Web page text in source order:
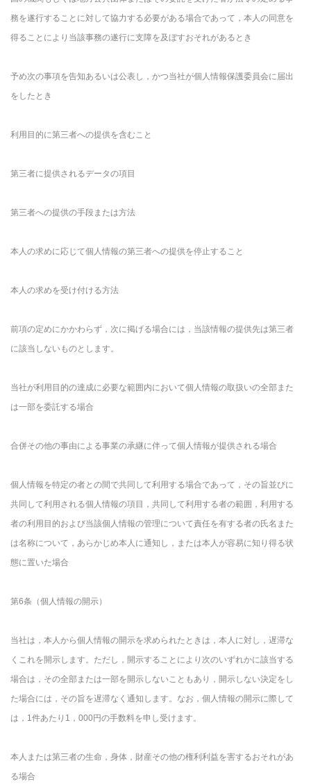
務を遂行することに対して協力する必要がある場合であって，本人の同意を
得ることにより当該事務の遂行に支障を及ぼすおそれがあるとき
予め次の事項を告知あるいは公表し，かつ当社が個人情報保護委員会に届出
をしたとき
利用目的に第三者への提供を含むこと
第三者に提供されるデータの項目
第三者への提供の手段または方法
本人の求めに応じて個人情報の第三者への提供を停止すること
本人の求めを受け付ける方法
前項の定めにかかわらず，次に掲げる場合には，当該情報の提供先は第三者
に該当しないものとします。
当社が利用目的の達成に必要な範囲内において個人情報の取扱いの全部また
は一部を委託する場合
合併その他の事由による事業の承継に伴って個人情報が提供される場合
個人情報を特定の者との間で共同して利用する場合であって，その旨並びに
共同して利用される個人情報の項目，共同して利用する者の範囲，利用する
者の利用目的および当該個人情報の管理について責任を有する者の氏名また
は名称について，あらかじめ本人に通知し，または本人が容易に知り得る状
態に置いた場合
第6条（個人情報の開示）
当社は，本人から個人情報の開示を求められたときは，本人に対し，遅滞な
くこれを開示します。ただし，開示することにより次のいずれかに該当する
場合は，その全部または一部を開示しないこともあり，開示しない決定をし
た場合には，その旨を遅滞なく通知します。なお，個人情報の開示に際して
は，1件あたり1，000円の手数料を申し受けます。
本人または第三者の生命，身体，財産その他の権利利益を害するおそれがあ
る場合